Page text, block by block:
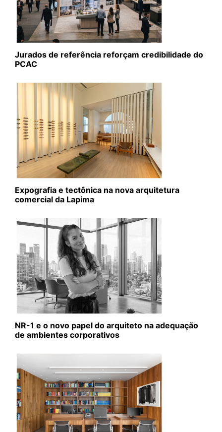
Jurados de referência reforçam credibilidade do
PCAC
Expografia e tectônica na nova arquitetura
comercial da Lapima
NR-1 e o novo papel do arquiteto na adequação
de ambientes corporativos